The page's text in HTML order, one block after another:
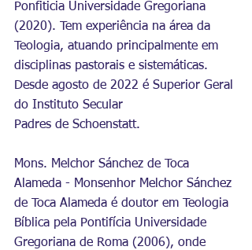
Ponfiticia Universidade Gregoriana
(2020). Tem experiência na área da
Teologia, atuando principalmente em
disciplinas pastorais e sistemáticas.
Desde agosto de 2022 é Superior Geral
do Instituto Secular
Padres de Schoenstatt.
Mons. Melchor Sánchez de Toca
Alameda - Monsenhor Melchor Sánchez
de Toca Alameda é doutor em Teologia
Bíblica pela Pontifícia Universidade
Gregoriana de Roma (2006), onde